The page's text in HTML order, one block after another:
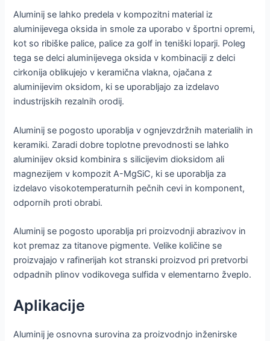
Aluminij se lahko predela v kompozitni material iz
aluminijevega oksida in smole za uporabo v športni opremi,
kot so ribiške palice, palice za golf in teniški loparji. Poleg
tega se delci aluminijevega oksida v kombinaciji z delci
cirkonija oblikujejo v keramična vlakna, ojačana z
aluminijevim oksidom, ki se uporabljajo za izdelavo
industrijskih rezalnih orodij.
Aluminij se pogosto uporablja v ognjevzdržnih materialih in
keramiki. Zaradi dobre toplotne prevodnosti se lahko
aluminijev oksid kombinira s silicijevim dioksidom ali
magnezijem v kompozit A-MgSiC, ki se uporablja za
izdelavo visokotemperaturnih pečnih cevi in komponent,
odpornih proti obrabi.
Aluminij se pogosto uporablja pri proizvodnji abrazivov in
kot premaz za titanove pigmente. Velike količine se
proizvajajo v rafinerijah kot stranski proizvod pri pretvorbi
odpadnih plinov vodikovega sulfida v elementarno žveplo.
Aplikacije
Aluminij je osnovna surovina za proizvodnjo inženirske